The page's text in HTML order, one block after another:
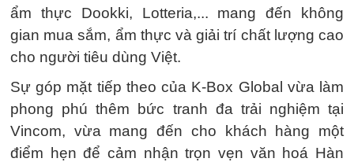
ẩm thực Dookki, Lotteria,... mang đến không
gian mua sắm, ẩm thực và giải trí chất lượng cao
cho người tiêu dùng Việt.
Sự góp mặt tiếp theo của K-Box Global vừa làm
phong phú thêm bức tranh đa trải nghiệm tại
Vincom, vừa mang đến cho khách hàng một
điểm hẹn để cảm nhận trọn vẹn văn hoá Hàn